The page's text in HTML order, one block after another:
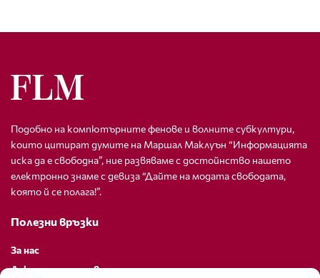
Подобно на компютърните фенове и волните субкултури,
които цитират думите на Маршал Маклуън “Информацията
иска да е свободна”, ние развяваме с достойнство нашето
електронно знаме с девиза “Дайте на модата свободата,
която й се полага!”.
Полезни връзки
За нас
Декларация за поверителност